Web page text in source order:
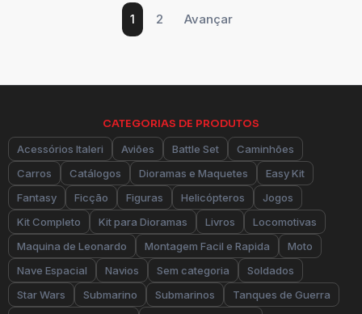
1 2 Avançar
CATEGORIAS DE PRODUTOS
Acessórios Italeri Aviões Battle Set
Caminhões
Carros
Catálogos Dioramas e Maquetes
Easy Kit
Fantasy
Ficção Figuras Helicópteros
Jogos
Kit Completo
Kit para Dioramas Livros
Locomotivas
Maquina de Leonardo
Montagem Facil e Rapida
Moto
Nave Espacial
Navios Sem categoria
Soldados
Star Wars
Submarino Submarinos
Tanques de Guerra